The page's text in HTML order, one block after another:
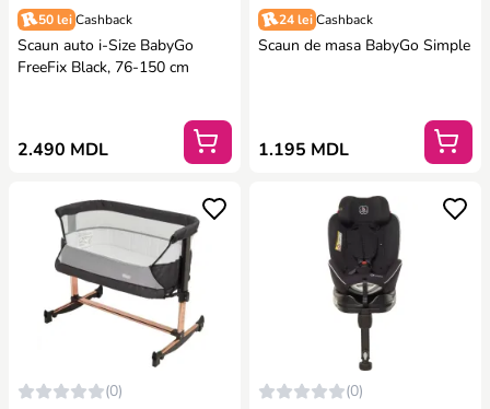
50 lei Cashback
Scaun auto i-Size BabyGo
FreeFix Black, 76-150 cm
2.490 MDL
24 lei Cashback
Scaun de masa BabyGo Simple
1.195 MDL
(0) (0)